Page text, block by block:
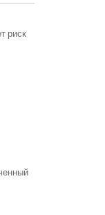
риск